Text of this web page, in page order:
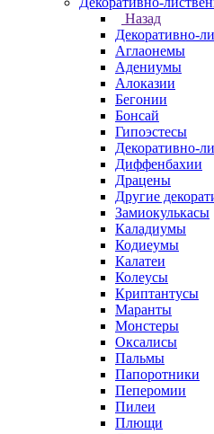
Назад
Декоративно-
Аглаонемы
Адениумы
Алоказии
Бегонии
Бонсай
Гипоэстесы
Декоративно-
Диффенбахии
Драцены
Другие
Замиокулькасы
Каладиумы
Кодиеумы
Калатеи
Колеусы
Криптантусы
Маранты
Монстеры
Оксалисы
Пальмы
Папоротники
Пеперомии
Пилеи
Плющи